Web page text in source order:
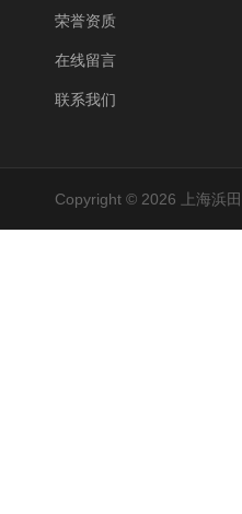
荣誉资质
在线留言
联系我们
Copyright © 2026 上海浜